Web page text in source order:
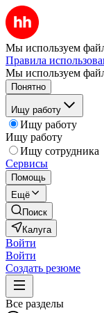
Мы используем
Правила
Мы используем
Понятно
Ищу работу
Ищу работу
Ищу работу
Ищу сотрудника
Сервисы
Помощь
Ещё
Поиск
Калуга
Войти
Войти
Создать резюме
Все разделы